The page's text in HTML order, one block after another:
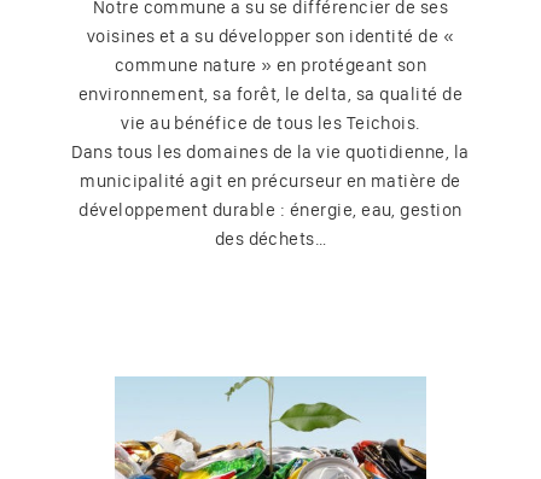
Notre commune a su se différencier de ses
voisines et a su développer son identité de «
commune nature » en protégeant son
environnement, sa forêt, le delta, sa qualité de
vie au bénéfice de tous les Teichois.
Dans tous les domaines de la vie quotidienne, la
municipalité agit en précurseur en matière de
développement durable : énergie, eau, gestion
des déchets…